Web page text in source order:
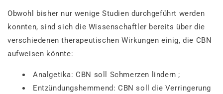
Obwohl bisher nur wenige Studien durchgeführt werden
konnten, sind sich die Wissenschaftler bereits über die
verschiedenen therapeutischen Wirkungen einig, die CBN
aufweisen könnte:
Analgetika: CBN soll Schmerzen lindern ;
Entzündungshemmend: CBN soll die Verringerung